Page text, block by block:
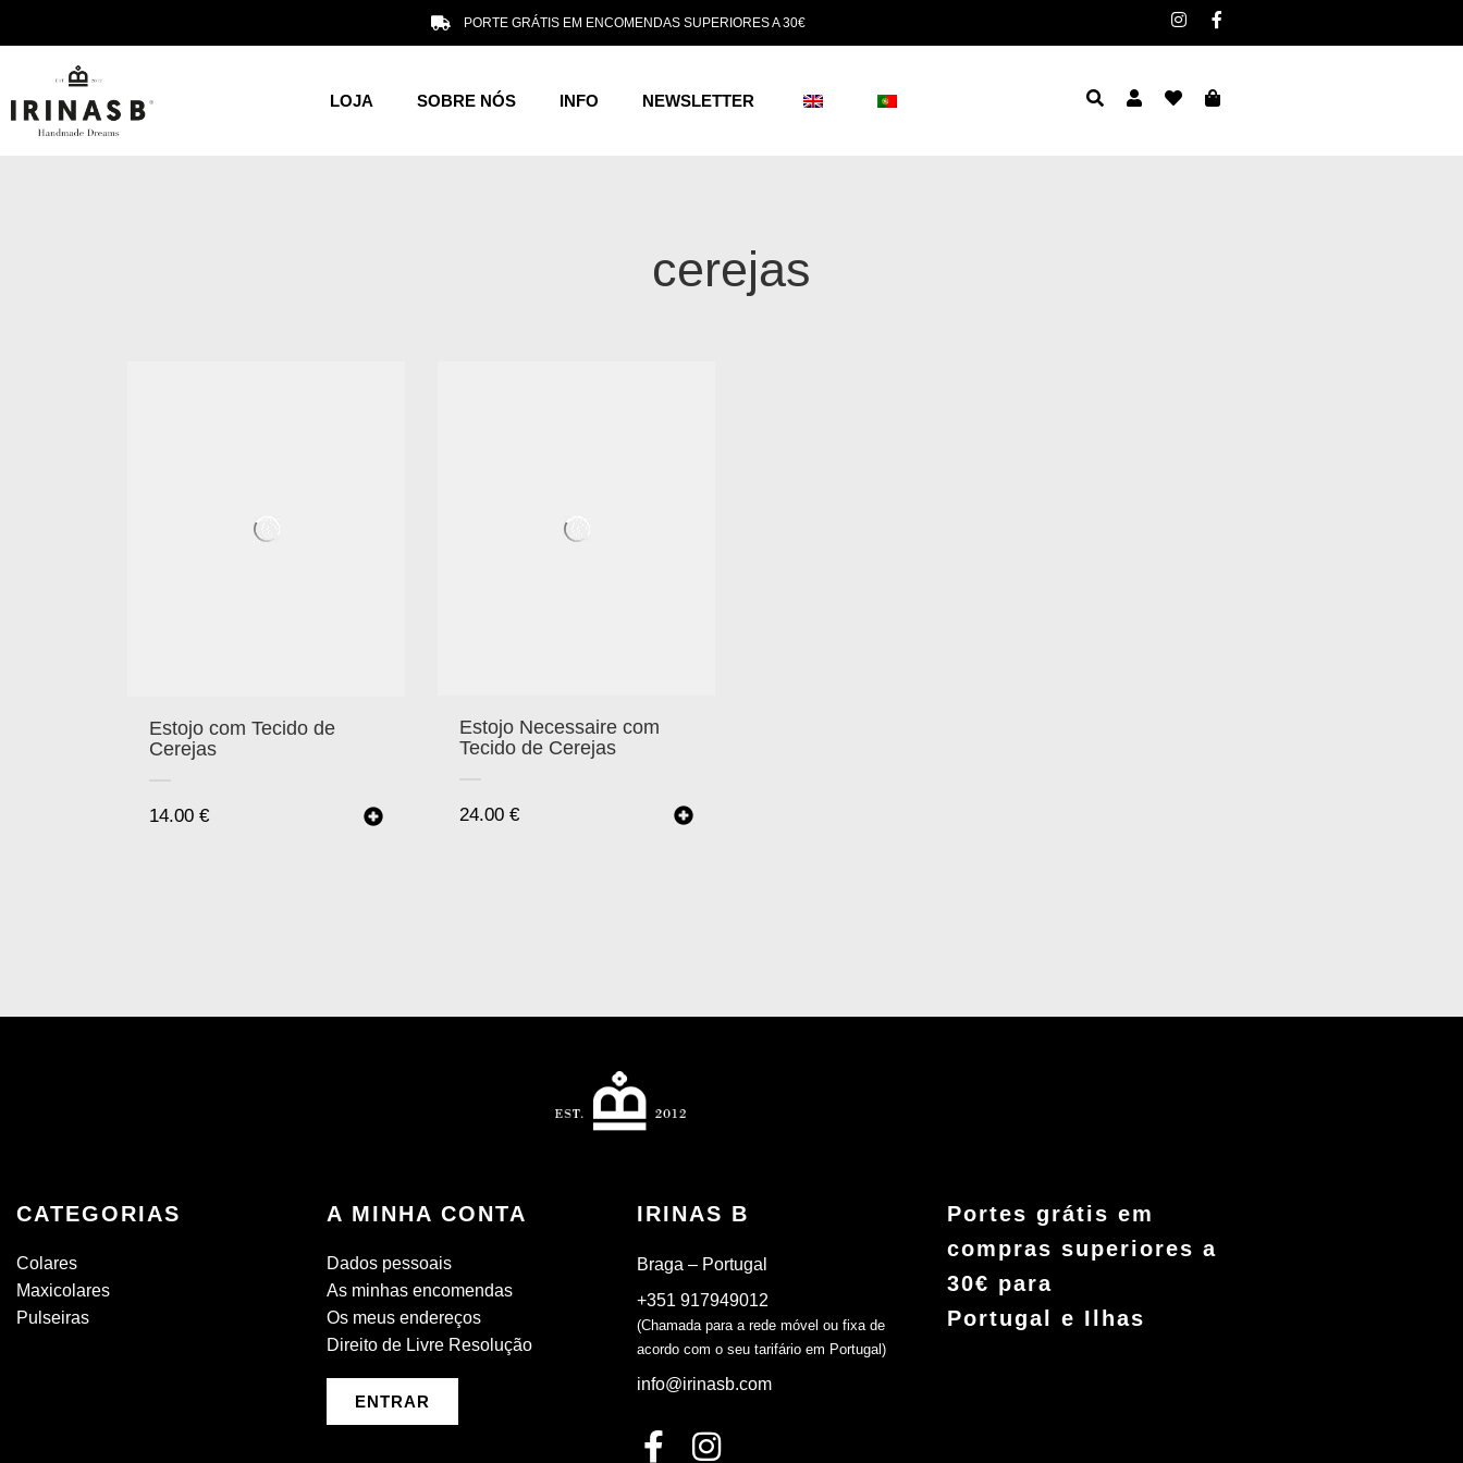
PORTE GRÁTIS EM ENCOMENDAS SUPERIORES A 30€
LOJA SOBRE NÓS INFO NEWSLETTER
cerejas
Estojo com Tecido de
Cerejas
14.00 €
Estojo Necessaire com
Tecido de Cerejas
24.00 €
CATEGORIAS
Colares
Maxicolares
Pulseiras
A MINHA CONTA
Dados pessoais
As minhas encomendas
Os meus endereços
Direito de Livre Resolução
ENTRAR
IRINAS B
Braga – Portugal
+351 917949012
(Chamada para a rede móvel ou fixa de
acordo com o seu tarifário em Portugal)
info@irinasb.com
Portes grátis em
compras superiores a
30€ para
Portugal e Ilhas